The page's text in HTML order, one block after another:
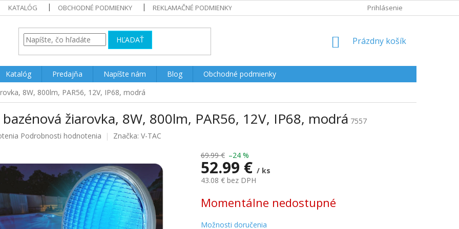
KATALÓG OBCHODNÉ PODMIENKY REKLAMAČNÉ PODMIENKY Prihlásenie
HĽADAŤ
NÁKUPNÝ
Prázdny košík
Katalóg Predajňa Napíšte nám Blog
Obchodné podmienky
8W, 800lm, PAR56, 12V, IP68, modrá
bazénová žiarovka, 8W, 800lm, PAR56, 12V, IP68, modrá 7557
Podrobnosti hodnotenia Značka: V-TAC
69.99 € –24 %
52.99 € / ks
43.08 € bez DPH
cena:
Momentálne nedostupné
Možnosti doručenia